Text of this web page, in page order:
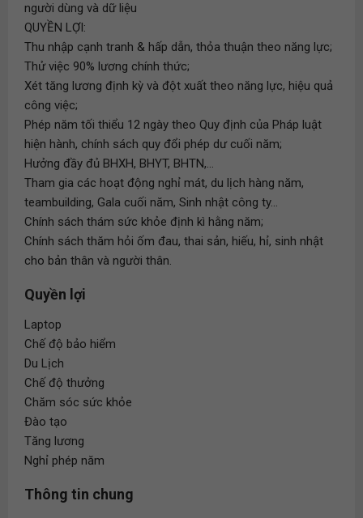
người dùng và dữ liệu
QUYỀN LỢI:
Thu nhập cạnh tranh & hấp dẫn, thỏa thuận theo năng lực;
Thử việc 90% lương chính thức;
Xét tăng lương định kỳ và đột xuất theo năng lực, hiệu quả
công việc;
Phép năm tối thiểu 12 ngày theo Quy định của Pháp luật
hiện hành, chính sách quy đổi phép dư cuối năm;
Hưởng đầy đủ BHXH, BHYT, BHTN,...
Tham gia các hoạt động nghỉ mát, du lịch hàng năm,
teambuilding, Gala cuối năm, Sinh nhật công ty...
Chính sách thám sức khỏe định kì hằng năm;
Chính sách thăm hỏi ốm đau, thai sản, hiếu, hỉ, sinh nhật
cho bản thân và người thân.
Quyền lợi
Laptop
Chế độ bảo hiểm
Du Lịch
Chế độ thưởng
Chăm sóc sức khỏe
Đào tạo
Tăng lương
Nghỉ phép năm
Thông tin chung